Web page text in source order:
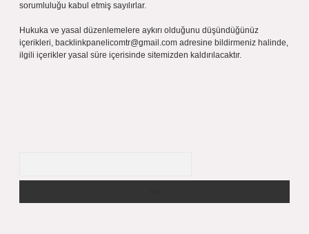
sorumluluğu kabul etmiş sayılırlar.
Hukuka ve yasal düzenlemelere aykırı olduğunu düşündüğünüz
içerikleri, backlinkpanelicomtr@gmail.com adresine bildirmeniz halinde,
ilgili içerikler yasal süre içerisinde sitemizden kaldırılacaktır.